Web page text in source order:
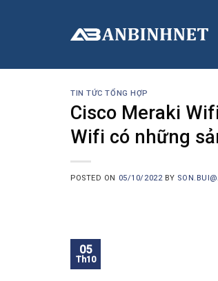
TIN TỨC TỔNG HỢP
Cisco Meraki
Wifi có những
POSTED ON 05/10/2022 BY
05
Th10